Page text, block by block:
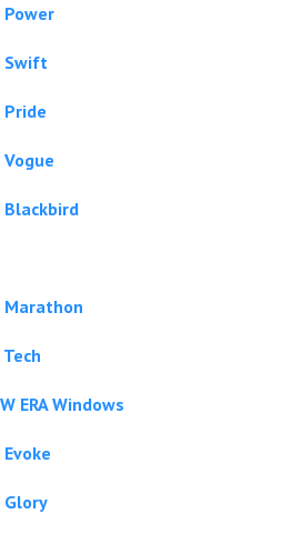
Power
Swift
Pride
Blackbird
Marathon
ERA Windows
Glory